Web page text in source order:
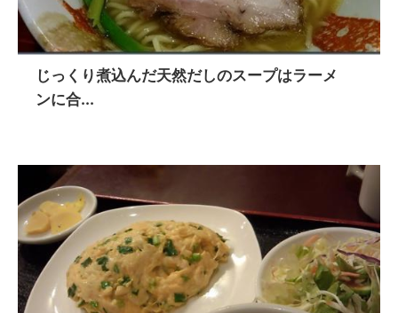
じっくり煮込んだ天然だしのスープはラーメ
ンに合...